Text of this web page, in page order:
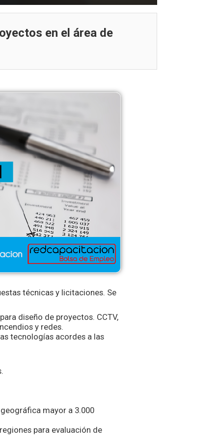
en el área de
técnicas y licitaciones. Se
diseño de proyectos. CCTV,
y redes.
tecnologías acordes a las
mayor a 3.000
para evaluación de